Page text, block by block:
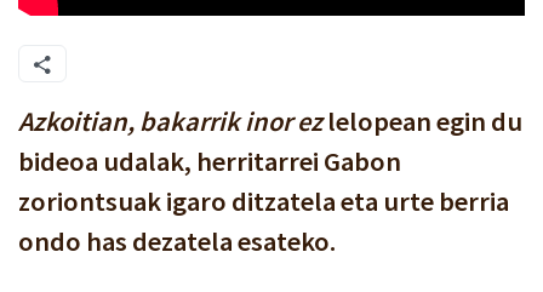
Azkoitian, bakarrik inor ezlelopean egin du
bideoa udalak, herritarrei Gabon
zoriontsuak igaro ditzatela eta urte berria
ondo has dezatela esateko.